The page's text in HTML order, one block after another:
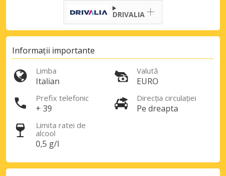
DRIVALIA
Informații importante
Limba
Italian
Valută
EURO
Prefix telefonic
+ 39
Direcția circulației
Pe dreapta
Limita ratei de
alcool
0,5 g/l